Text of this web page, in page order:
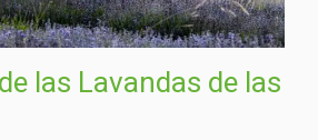
las Lavandas de las